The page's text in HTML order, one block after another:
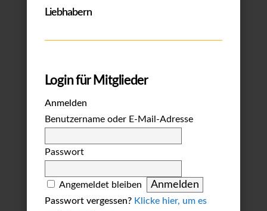
Liebhabern
Login für Mitglieder
Anmelden
Benutzername oder E-Mail-Adresse
Passwort
Angemeldet bleiben
Passwort vergessen? Klicke hier, um es